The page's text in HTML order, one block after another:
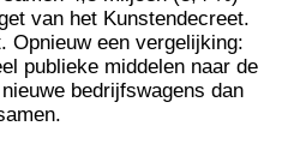
van het Kunstendecreet.
Opnieuw een vergelijking:
publieke middelen naar de
bedrijfswagens dan